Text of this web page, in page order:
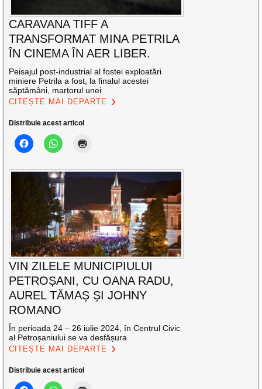
CARAVANA TIFF A
TRANSFORMAT MINA PETRILA
ÎN CINEMA ÎN AER LIBER.
Peisajul post-industrial al fostei exploatări
miniere Petrila a fost, la finalul acestei
săptămâni, martorul unei
CITEȘTE MAI DEPARTE
Distribuie acest articol
VIN ZILELE MUNICIPIULUI
PETROȘANI, CU OANA RADU,
AUREL TĂMAȘ ȘI JOHNY
ROMANO
În perioada 24 – 26 iulie 2024, în Centrul Civic
al Petroșaniului se va desfășura
CITEȘTE MAI DEPARTE
Distribuie acest articol